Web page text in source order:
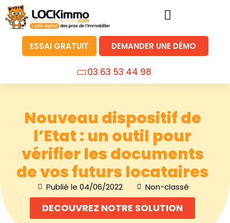
ESSAI GRATUIT DEMANDER UNE DÉMO
03 63 53 44 98
Nouveau dispositif de
l’Etat : un outil pour
vérifier les documents
de vos futurs locataires
Publié le 04/06/2022 Non-classé
DECOUVREZ NOTRE SOLUTION